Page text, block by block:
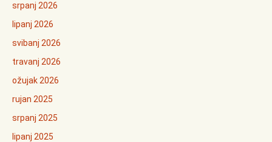
srpanj 2026
lipanj 2026
svibanj 2026
travanj 2026
ožujak 2026
rujan 2025
srpanj 2025
lipanj 2025